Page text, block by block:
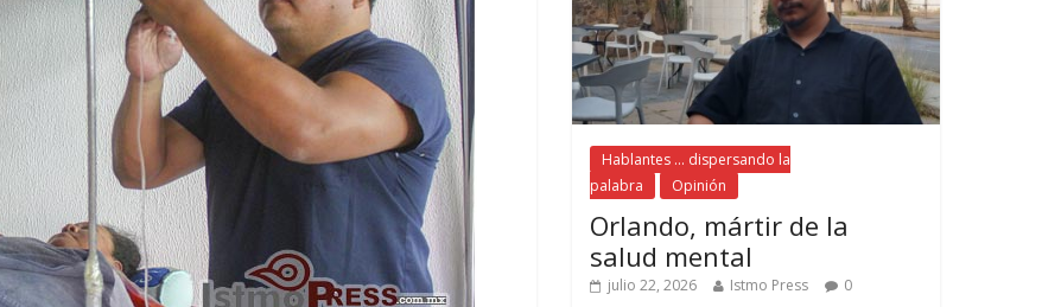
Hablantes ... dispersando la
palabra
Opinión
Orlando, mártir de la
salud mental
julio 22, 2026 Istmo Press 0